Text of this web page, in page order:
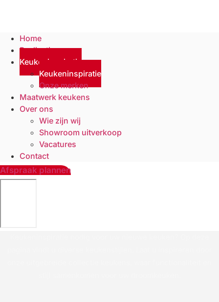
Home
Realisaties
Keukeninspiratie
Keukeninspiratie
Onze merken
Maatwerk keukens
Over ons
Wie zijn wij
Showroom uitverkoop
Vacatures
Contact
Afspraak plannen